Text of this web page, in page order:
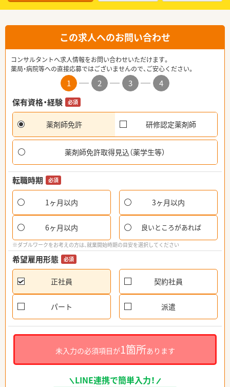
この求人へのお問い合わせ
コンサルタントへ求人情報をお問い合わせいただけます。
薬局・病院等への直接応募ではございませんので、ご安心ください。
1 2 3
4
保有資格・経験
必須
薬剤師免許 研修認定薬剤師
薬剤師免許取得見込（薬学生等）
転職時期 必須
1ヶ月以内 3ヶ月以内
6ヶ月以内 良いところがあれば
※ダブルワークをお考えの方は、就業開始時期の目安を選択してください
希望雇用形態 必須
正社員 契約社員
パート 派遣
未入力の必須項目が1箇所あります
LINE連携で簡単入力！